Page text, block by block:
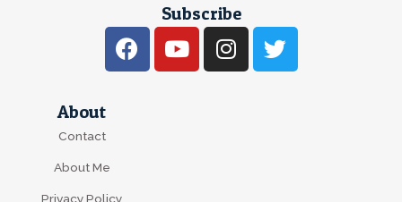
Subscribe
About
Contact
About Me
Privacy Policy